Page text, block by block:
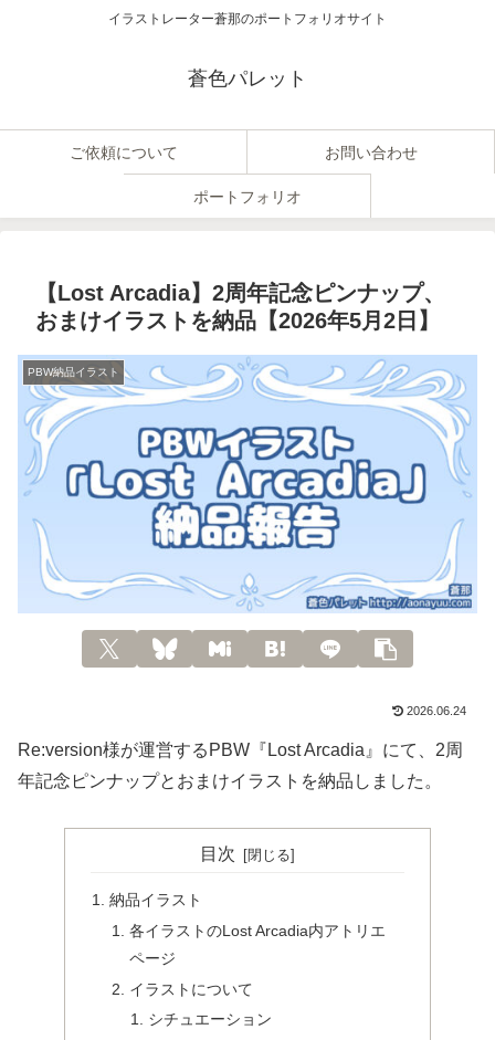
イラストレーター蒼那のポートフォリオサイト
蒼色パレット
ご依頼について お問い合わせ
ポートフォリオ
【Lost Arcadia】2周年記念ピンナップ、
おまけイラストを納品【2026年5月2日】
PBW納品イラスト
2026.06.24
Re:version様が運営するPBW『Lost Arcadia』にて、2周
年記念ピンナップとおまけイラストを納品しました。
目次
納品イラスト
各イラストのLost Arcadia内アトリエ
ページ
イラストについて
シチュエーション